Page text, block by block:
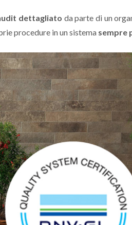
dettagliato da parte di un
procedure in un sistema sempre